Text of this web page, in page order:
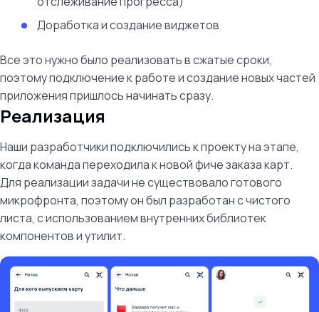
Доработка и создание виджетов
Все это нужно было реализовать в сжатые сроки,
поэтому подключение к работе и создание новых частей
приложения пришлось начинать сразу.
Реализация
Наши разработчики подключились к проекту на этапе,
когда команда переходила к новой фиче заказа карт.
Для реализации задачи не существовало готового
микрофронта, поэтому он был разработан с чистого
листа, с использованием внутренних библиотек
компонентов и утилит.